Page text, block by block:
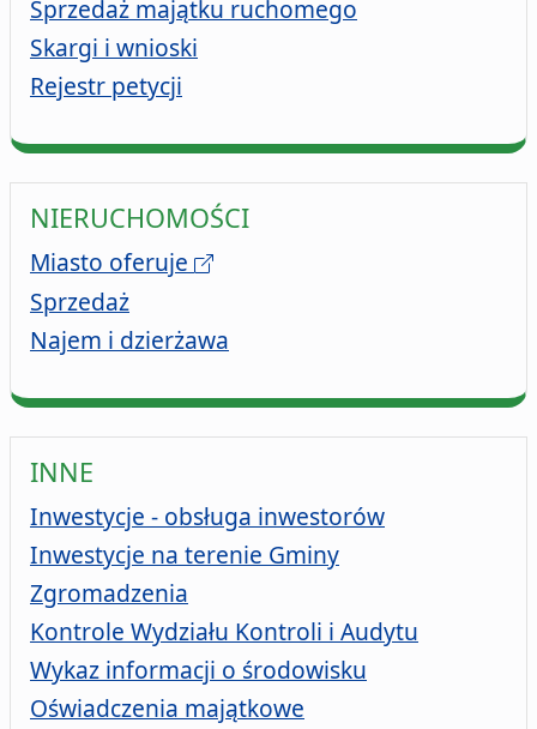
Sprzedaż majątku ruchomego
Skargi i wnioski
Rejestr petycji
NIERUCHOMOŚCI
Miasto oferuje
Sprzedaż
Najem i dzierżawa
INNE
Inwestycje - obsługa inwestorów
Inwestycje na terenie Gminy
Zgromadzenia
Kontrole Wydziału Kontroli i Audytu
Wykaz informacji o środowisku
Oświadczenia majątkowe